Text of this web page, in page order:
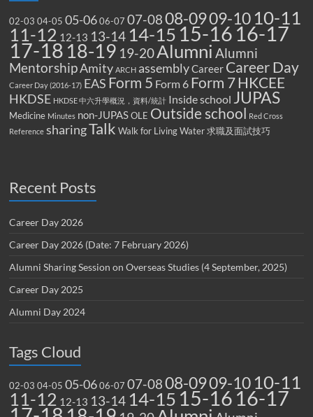
02-03 04-05 05-06 06-07 07-0808-0909-10 10-11
11-12 12-13 13-14 14-1515-1616-17
17-1818-19 19-20Alumni Alumni
MentorshipAmity ARCH assemblyCareer Career Day
Career Day (2016-17) EAS Form 5 Form 6 Form 7HKCEE
HKDSE HKDSE 中六升學概況，資料/統計 Inside school JUPAS
Medicine Minutes non-JUPAS OLE Outside school Red Cross
Reference sharingTalk Walk for Living Water 求職及面試技巧
Recent Posts
Career Day 2026
Career Day 2026 (Date: 7 February 2026)
Alumni Sharing Session on Overseas Studies (4 September, 2025)
Career Day 2025
Alumni Day 2024
Tags Cloud
02-03 04-05 05-06 06-07 07-0808-0909-10 10-11
11-12 12-13 13-14 14-1515-1616-17